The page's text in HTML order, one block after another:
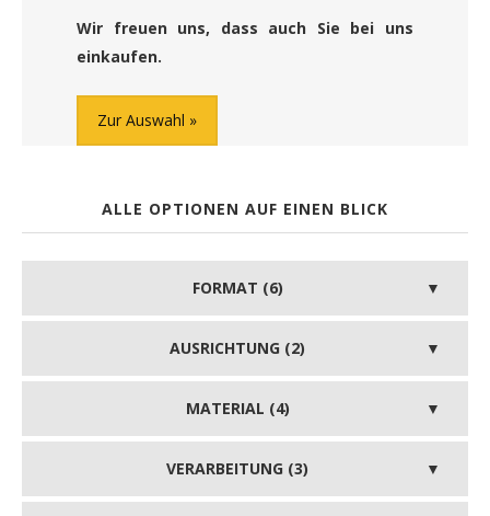
Wir freuen uns, dass auch Sie bei uns
einkaufen.
Zur Auswahl
ALLE OPTIONEN AUF EINEN BLICK
FORMAT (6)
AUSRICHTUNG (2)
MATERIAL (4)
VERARBEITUNG (3)